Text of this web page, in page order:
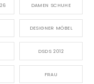
DAMEN SCHUHE
DESIGNER MÖBEL
DSDS 2012
FRAU